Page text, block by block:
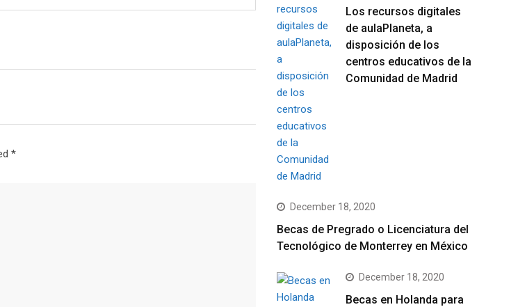
*
Los recursos digitales
de aulaPlaneta, a
disposición de los
centros educativos de la
Comunidad de Madrid
December 18, 2020
Becas de Pregrado o Licenciatura del
Tecnológico de Monterrey en México
December 18, 2020
Becas en Holanda para